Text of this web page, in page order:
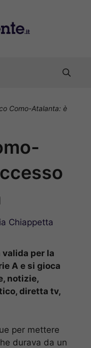
Como-Atalanta: è
Chiappetta
per la
A e si gioca
notizie,
diretta tv,
per mettere
durava da un